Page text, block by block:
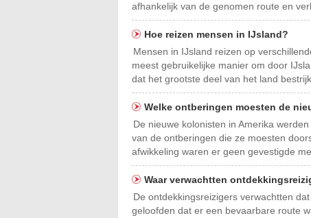
afhankelijk van de genomen route en
Hoe reizen mensen in IJsland?
Mensen in IJsland reizen op
meest gebruikelijke manier om door
dat het grootste deel van het land
Welke ontberingen moesten de
De nieuwe kolonisten in Amerika
van de ontberingen die ze moesten
afwikkeling waren er geen gevestigde
Waar verwachtten
De ontdekkingsreizigers verwachtten
geloofden dat er een bevaarbare route